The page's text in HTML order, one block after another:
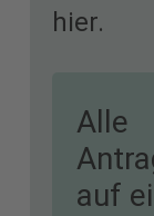
hier.
Alle
auf